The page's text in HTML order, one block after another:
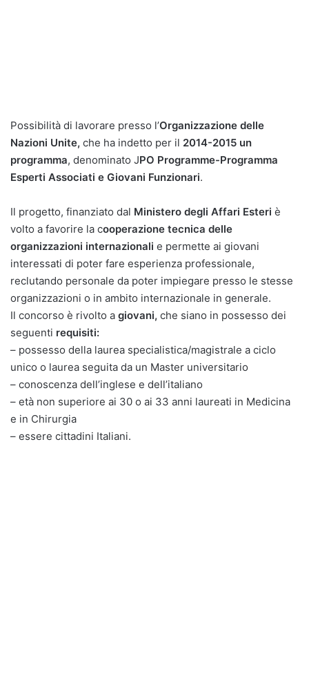
Possibilità di lavorare presso l’Organizzazione delle
Nazioni Unite, che ha indetto per il 2014-2015 un
programma, denominato JPO Programme-Programma
Esperti Associati e Giovani Funzionari.
Il progetto, finanziato dal Ministero degli Affari Esteri è
volto a favorire la cooperazione tecnica delle
organizzazioni internazionali e permette ai giovani
interessati di poter fare esperienza professionale,
reclutando personale da poter impiegare presso le stesse
organizzazioni o in ambito internazionale in generale.
Il concorso è rivolto a giovani, che siano in possesso dei
seguenti requisiti:
– possesso della laurea specialistica/magistrale a ciclo
unico o laurea seguita da un Master universitario
– conoscenza dell’inglese e dell’italiano
– età non superiore ai 30 o ai 33 anni laureati in Medicina
e in Chirurgia
– essere cittadini Italiani.